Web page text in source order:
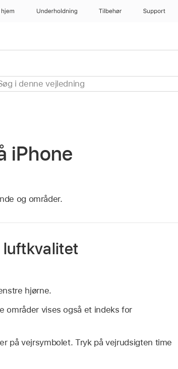
Underholdning Tilbehør Support
iPhone
og områder.
luftkvalitet
hjørne.
områder vises også et indeks for
på vejrsymbolet. Tryk på vejrudsigten time